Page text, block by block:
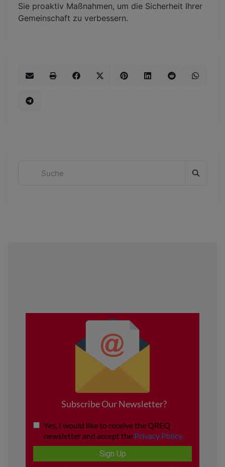
Sie proaktiv Maßnahmen, um die Sicherheit Ihrer
Gemeinschaft zu verbessern.